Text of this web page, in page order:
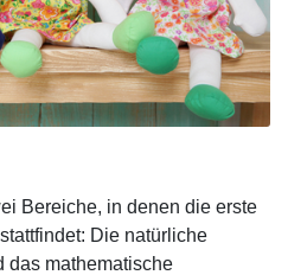
Bereiche, in denen die erste
Die natürliche
das mathematische